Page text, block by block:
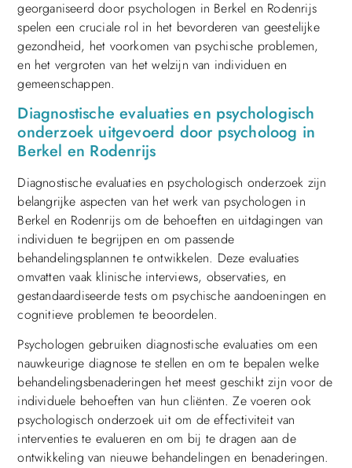
georganiseerd door psychologen in Berkel en Rodenrijs
spelen een cruciale rol in het bevorderen van geestelijke
gezondheid, het voorkomen van psychische problemen,
en het vergroten van het welzijn van individuen en
gemeenschappen.
Diagnostische evaluaties en psychologisch
onderzoek uitgevoerd door psycholoog in
Berkel en Rodenrijs
Diagnostische evaluaties en psychologisch onderzoek zijn
belangrijke aspecten van het werk van psychologen in
Berkel en Rodenrijs om de behoeften en uitdagingen van
individuen te begrijpen en om passende
behandelingsplannen te ontwikkelen. Deze evaluaties
omvatten vaak klinische interviews, observaties, en
gestandaardiseerde tests om psychische aandoeningen en
cognitieve problemen te beoordelen.
Psychologen gebruiken diagnostische evaluaties om een
nauwkeurige diagnose te stellen en om te bepalen welke
behandelingsbenaderingen het meest geschikt zijn voor de
individuele behoeften van hun cliënten. Ze voeren ook
psychologisch onderzoek uit om de effectiviteit van
interventies te evalueren en om bij te dragen aan de
ontwikkeling van nieuwe behandelingen en benaderingen.